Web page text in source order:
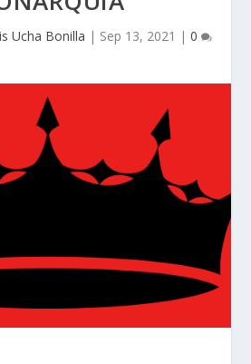
Ucha Bonilla | Sep 13, 2021 | 0